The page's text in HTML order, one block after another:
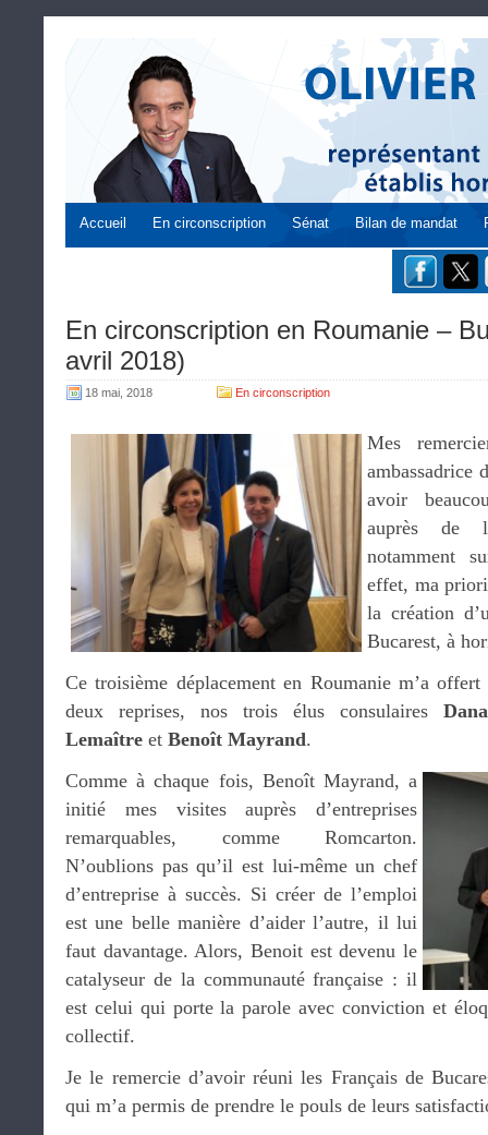
Accueil En circonscription Sénat Bilan de mandat
En circonscription en Roumanie –
avril 2018)
18 mai, 2018 En circonscription
Mes
ambassadrice
avoir
auprès de
notamment
effet, ma
la création
Bucarest, à
Ce troisième déplacement en Roumanie m’a
deux reprises, nos trois élus consulaires
Lemaître et Benoît Mayrand.
Comme à chaque fois, Benoît Mayrand, a
initié mes visites auprès d’entreprises
remarquables, comme Romcarton.
N’oublions pas qu’il est lui-même un chef
d’entreprise à succès. Si créer de l’emploi
est une belle manière d’aider l’autre, il lui
faut davantage. Alors, Benoit est devenu le
catalyseur de la communauté française : il
est celui qui porte la parole avec conviction et
collectif.
Je le remercie d’avoir réuni les Français de
qui m’a permis de prendre le pouls de leurs